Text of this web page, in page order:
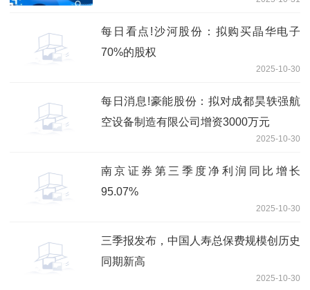
每日看点!沙河股份：拟购买晶华电子
70%的股权
2025-10-30
每日消息!豪能股份：拟对成都昊轶强航
空设备制造有限公司增资3000万元
2025-10-30
南京证券第三季度净利润同比增长
95.07%
2025-10-30
三季报发布，中国人寿总保费规模创历史
同期新高
2025-10-30